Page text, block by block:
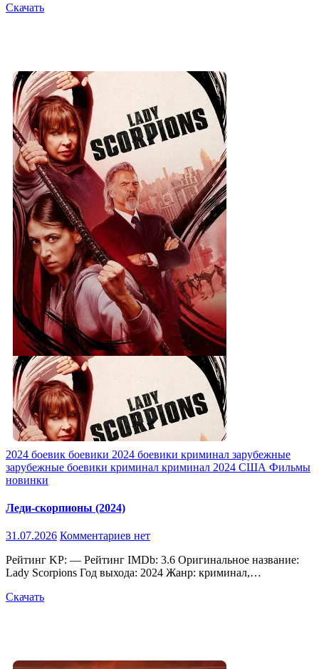
Скачать
2024 боевик боевики 2024 боевики криминал зарубежные
зарубежные боевики криминал криминал 2024 США Фильмы
новинки
Леди-скорпионы (2024)
31.07.2026 Комментариев нет
Рейтинг KP: — Рейтинг IMDb: 3.6 Оригинальное название:
Lady Scorpions Год выхода: 2024 Жанр: криминал,…
Скачать